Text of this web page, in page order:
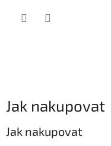
Jak nakupovat
Jak nakupovat